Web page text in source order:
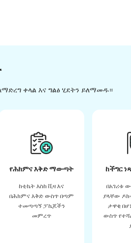
ቀላል እና ግልፅ ሂደትን ይለማመዱ።
የሕክምና እቅድ ማውጣት
ከቲኬት እስከ ቪዛ እና
በሕክምና እቅድ ውስጥ በጣም
ተመጣጣኝ ፓኬጆችን
መምረጥ
ከችግር
በአገሪቱ
ያላቸው
ታዋቂ
ውስጥ